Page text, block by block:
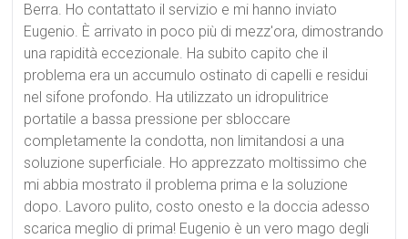
Berra. Ho contattato il servizio e mi hanno inviato
Eugenio. È arrivato in poco più di mezz'ora, dimostrando
una rapidità eccezionale. Ha subito capito che il
problema era un accumulo ostinato di capelli e residui
nel sifone profondo. Ha utilizzato un idropulitrice
portatile a bassa pressione per sbloccare
completamente la condotta, non limitandosi a una
soluzione superficiale. Ho apprezzato moltissimo che
mi abbia mostrato il problema prima e la soluzione
dopo. Lavoro pulito, costo onesto e la doccia adesso
scarica meglio di prima! Eugenio è un vero mago degli